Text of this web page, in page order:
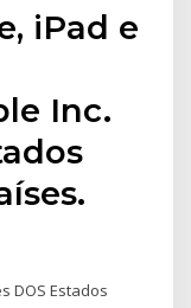
iPad e
Inc.
DOS Estados